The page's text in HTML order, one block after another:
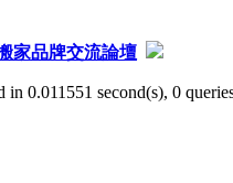
家品牌交流論壇
in 0.011551 second(s), 0